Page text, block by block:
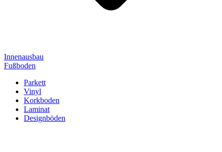
Innenausbau
Fußboden
Parkett
Vinyl
Korkboden
Laminat
Designböden